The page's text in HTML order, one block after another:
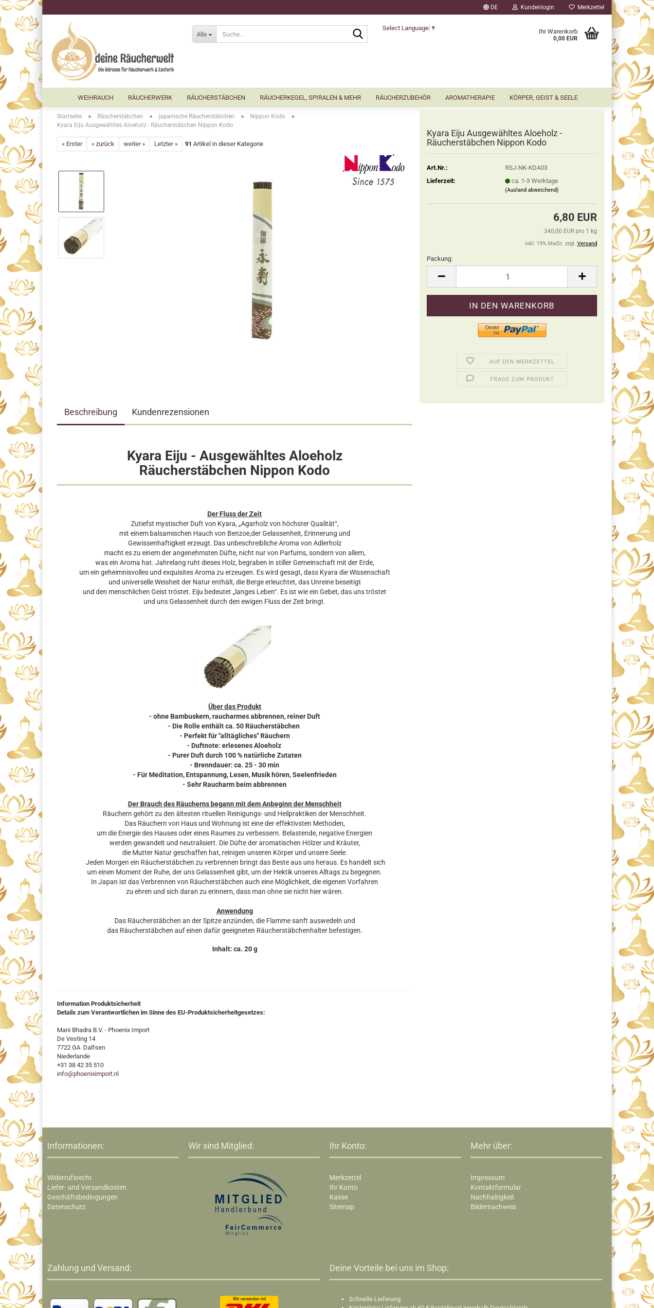
DE Kundenlogin Merkzettel
Alle
Suche...Select Language ▼ Ihr Warenkorb
0,00 EUR
WEIHRAUCH RÄUCHERWERK RÄUCHERSTÄBCHEN RÄUCHERKEGEL, SPIRALEN & MEHR RÄUCHERZUBEHÖR AROMATHERAPIE KÖRPER, GEIST & SEELE
Startseite » Räucherstäbchen » japanische Räucherstäbchen » Nippon Kodo »
Kyara Eiju Ausgewähltes Aloeholz - Räucherstäbchen Nippon Kodo
« Erster « zurück weiter » Letzter » 91 Artikel in dieser Kategorie
Kyara Eiju Ausgewähltes Aloeholz -
Räucherstäbchen Nippon Kodo
Art.Nr.:
RSJ-NK-KDA03
Lieferzeit:
ca. 1-3 Werktage
(Ausland abweichend)
6,80 EUR
340,00 EUR pro 1 kg
inkl. 19% MwSt. zzgl. Versand
Packung:
Packung
AUF DEN MERKZETTEL
FRAGE ZUM PRODUKT
Beschreibung Kundenrezensionen
Kyara Eiju - Ausgewähltes Aloeholz
Räucherstäbchen Nippon Kodo
Der Fluss der Zeit
Zutiefst mystischer Duft von Kyara, „Agarholz von höchster Qualität“,
mit einem balsamischen Hauch von Benzoe,der Gelassenheit, Erinnerung und
Gewissenhaftigkeit erzeugt. Das unbeschreibliche Aroma von Adlerholz
macht es zu einem der angenehmsten Düfte, nicht nur von Parfums, sondern von allem,
was ein Aroma hat. Jahrelang ruht dieses Holz, begraben in stiller Gemeinschaft mit der Erde,
um ein geheimnisvolles und exquisites Aroma zu erzeugen. Es wird gesagt, dass Kyara die Wissenschaft
und universelle Weisheit der Natur enthält, die Berge erleuchtet, das Unreine beseitigt
und den menschlichen Geist tröstet. Eiju bedeutet „langes Leben“. Es ist wie ein Gebet, das uns tröstet
und uns Gelassenheit durch den ewigen Fluss der Zeit bringt.
Über das Produkt
- ohne Bambuskern, raucharmes abbrennen, reiner Duft
- Die Rolle enthält ca. 50 Räucherstäbchen
- Perfekt für "alltägliches" Räuchern
- Duftnote: erlesenes Aloeholz
- Purer Duft durch 100 % natürliche Zutaten
- Brenndauer: ca. 25 - 30 min
- Für Meditation, Entspannung, Lesen, Musik hören, Seelenfrieden
- Sehr Raucharm beim abbrennen
Der Brauch des Räucherns begann mit dem Anbeginn der Menschheit
Räuchern gehört zu den ältesten rituellen Reinigungs- und Heilpraktiken der Menschheit.
Das Räuchern von Haus und Wohnung ist eine der effektivsten Methoden,
um die Energie des Hauses oder eines Raumes zu verbessern. Belastende, negative Energien
werden gewandelt und neutralisiert. Die Düfte der aromatischen Hölzer und Kräuter,
die Mutter Natur geschaffen hat, reinigen unseren Körper und unsere Seele.
Jeden Morgen ein Räucherstäbchen zu verbrennen bringt das Beste aus uns heraus. Es handelt sich
um einen Moment der Ruhe, der uns Gelassenheit gibt, um der Hektik unseres Alltags zu begegnen.
In Japan ist das Verbrennen von Räucherstäbchen auch eine Möglichkeit, die eigenen Vorfahren
zu ehren und sich daran zu erinnern, dass man ohne sie nicht hier wären.
Anwendung
Das Räucherstäbchen an der Spitze anzünden, die Flamme sanft auswedeln und
das Räucherstäbchen auf einen dafür geeigneten Räucherstäbchenhalter befestigen.
Inhalt: ca. 20 g
Information Produktsicherheit
Details zum Verantwortlichen im Sinne des EU-Produktsicherheitgesetzes:
Mani Bhadra B.V. - Phoenix Import
De Vesting 14
7722 GA Dalfsen
Niederlande
+31 38 42 35 510
info@phoeniximport.nl
Informationen:
Widerrufsrecht
Liefer- und Versandkosten
Geschäftsbedingungen
Datenschutz
Wir sind Mitglied: Ihr Konto:
Merkzettel
Ihr Konto
Kasse
Sitemap
Mehr über:
Impressum
Kontaktformular
Nachhaltigkeit
Bildernachweis
Zahlung und Versand: Deine Vorteile bei uns im Shop:​
Schnelle Lieferung